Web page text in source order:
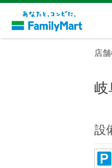
店
岐
設